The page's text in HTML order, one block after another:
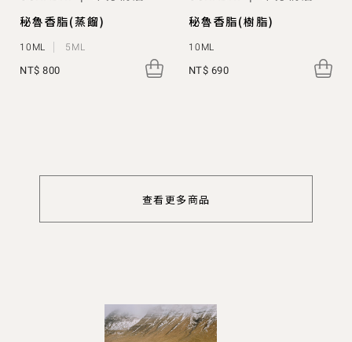
秘魯香脂(蒸餾)
10ML 5ML
NT$ 800
秘魯香脂(樹脂)
10ML
NT$ 690
查看更多商品